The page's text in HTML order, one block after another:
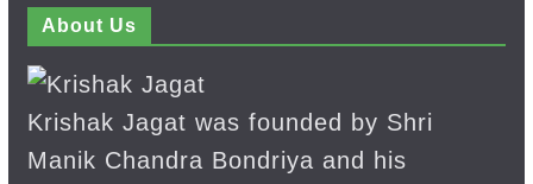
About Us
Krishak Jagat was founded by Shri
Manik Chandra Bondriya and his